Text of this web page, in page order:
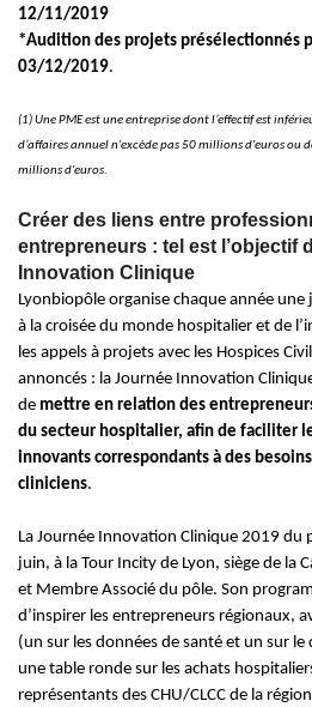
12/11/2019
*Audition des projets présélectionnés
03/12/2019.
(1) Une PME est une entreprise dont l’effectif est
d’affaires annuel n'excède pas 50 millions d'euros ou
millions d'euros.
Créer des liens entre
entrepreneurs : tel est l’objectif
Innovation Clinique
Lyonbiopôle organise chaque année
à la croisée du monde hospitalier et de
les appels à projets avec les Hospices
annoncés : la Journée Innovation
de mettre en relation des
du secteur hospitalier, afin de faciliter
innovants correspondants à des
cliniciens.
La Journée Innovation Clinique 2019 du
juin, à la Tour Incity de Lyon, siège de la
et Membre Associé du pôle. Son
d’inspirer les entrepreneurs régionaux,
(un sur les données de santé et un sur
une table ronde sur les achats
représentants des CHU/CLCC de la